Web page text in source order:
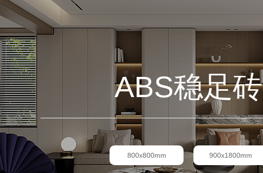
ABS稳足砖
800x800mm 900x1800mm